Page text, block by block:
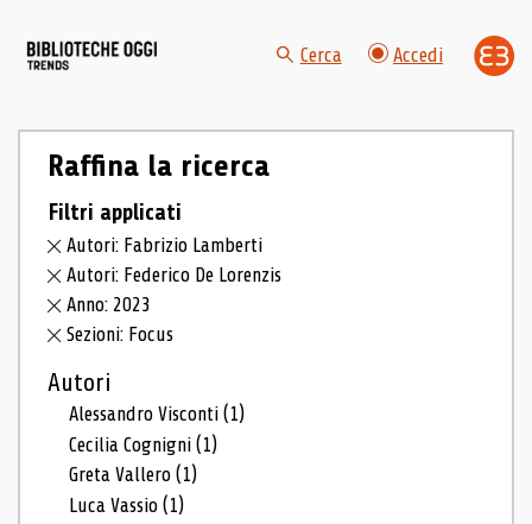
Cerca Accedi
Raffina la ricerca
Filtri applicati
Autori: Fabrizio Lamberti
Autori: Federico De Lorenzis
Anno: 2023
Sezioni: Focus
Autori
Alessandro Visconti(1)
Cecilia Cognigni(1)
Greta Vallero(1)
Luca Vassio(1)